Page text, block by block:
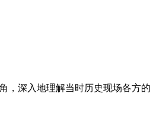
深入地理解当时历史现场各方